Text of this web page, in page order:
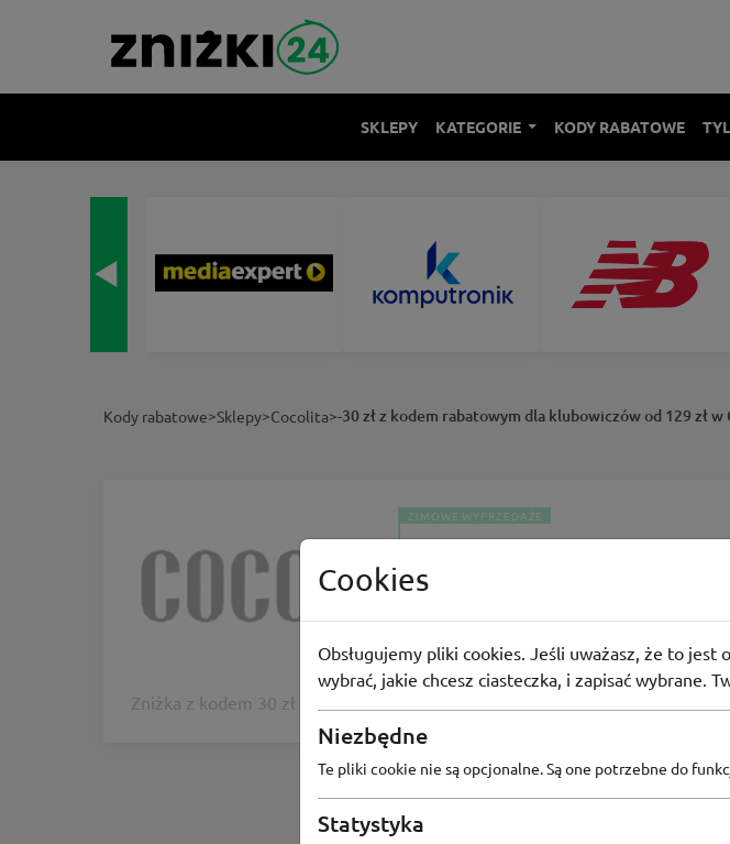
SKLEPY KATEGORIE KODY RABATOWE
Kody rabatowe>Sklepy>Cocolita>-30 zł z kodem rabatowym dla klubowiczów od 129 zł w
ZIMOWE WYPRZEDAŻE
-30 zł z kodem rabatowym dla
-30zł osoby użyły KOD
Zniżka z kodem 30 zł na każdy zakup powyżej 129 zł. Ważna dla nowych lub
Cookies
Obsługujemy pliki cookies. Jeśli uważasz, że to
wybrać, jakie chcesz ciasteczka, i zapisać wybrane.
Niezbędne
Te pliki cookie nie są opcjonalne. Są one potrzebne do
Statystyka